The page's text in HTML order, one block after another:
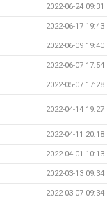
2022-06-24 09:31
2022-06-17 19:43
2022-06-09 19:40
2022-06-07 17:54
2022-05-07 17:28
2022-04-14 19:27
2022-04-11 20:18
2022-04-01 10:13
2022-03-13 09:34
2022-03-07 09:34